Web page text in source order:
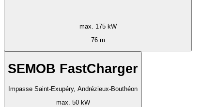
max. 175 kW
76 m
SEMOB FastCharger
Impasse Saint-Exupéry, Andrézieux-Bouthéon
max. 50 kW